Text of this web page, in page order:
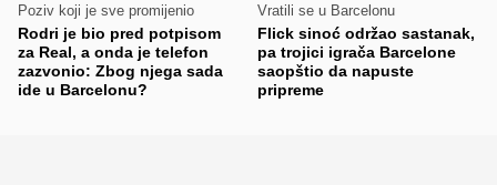
Poziv koji je sve promijenio
Rodri je bio pred potpisom
za Real, a onda je telefon
zazvonio: Zbog njega sada
ide u Barcelonu?
Vratili se u Barcelonu
Flick sinoć održao sastanak,
pa trojici igrača Barcelone
saopštio da napuste
pripreme